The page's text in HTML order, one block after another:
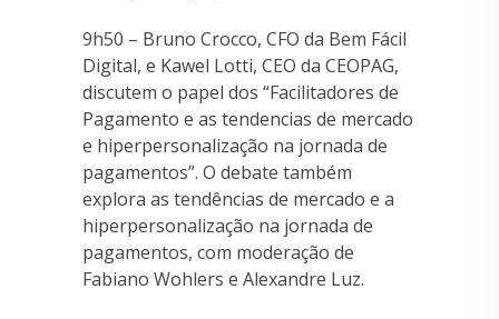
9h50 – Bruno Crocco, CFO da Bem Fácil
Digital, e Kawel Lotti, CEO da CEOPAG,
discutem o papel dos “Facilitadores de
Pagamento e as tendencias de mercado
e hiperpersonalização na jornada de
pagamentos”. O debate também
explora as tendências de mercado e a
hiperpersonalização na jornada de
pagamentos, com moderação de
Fabiano Wohlers e Alexandre Luz.